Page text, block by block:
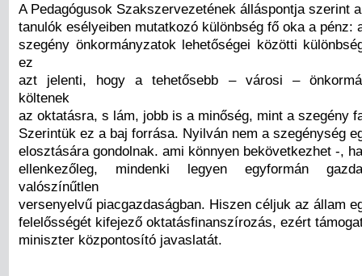
A Pedagógusok Szakszervezetének álláspontja szerint a
tanulók esélyeiben mutatkozó különbség fő oka a pénz:
szegény önkormányzatok lehetőségei közötti
ez
azt jelenti, hogy a tehetősebb – városi –
költenek
az oktatásra, s lám, jobb is a minőség, mint a szegény
Szerintük ez a baj forrása. Nyilván nem a szegénység
elosztására gondolnak. ami könnyen bekövetkezhet -,
ellenkezőleg, mindenki legyen egyformán
valószínűtlen
versenyelvű piacgazdaságban. Hiszen céljuk az állam
felelősségét kifejező oktatásfinanszírozás, ezért
miniszter központosító javaslatát.